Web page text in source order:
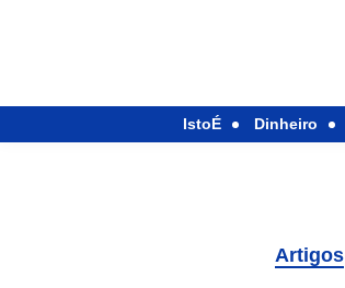
IstoÉ Dinheiro
Artigos